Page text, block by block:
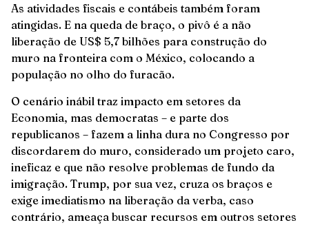
As atividades fiscais e contábeis também foram
atingidas. E na queda de braço, o pivô é a não
liberação de US$ 5,7 bilhões para construção do
muro na fronteira com o México, colocando a
população no olho do furacão.
O cenário inábil traz impacto em setores da
Economia, mas democratas – e parte dos
republicanos – fazem a linha dura no Congresso por
discordarem do muro, considerado um projeto caro,
ineficaz e que não resolve problemas de fundo da
imigração. Trump, por sua vez, cruza os braços e
exige imediatismo na liberação da verba, caso
contrário, ameaça buscar recursos em outros setores